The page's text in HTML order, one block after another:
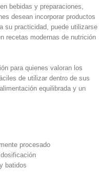
bebidas y preparaciones,
desean incorporar productos
su practicidad, puede utilizarse
recetas modernas de nutrición
para quienes valoran los
de utilizar dentro de sus
equilibrada y un
procesado
batidos